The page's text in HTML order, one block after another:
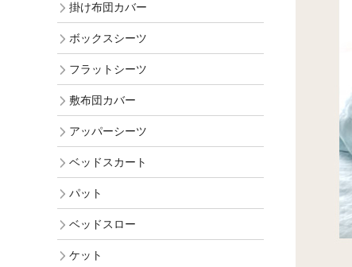
掛け布団カバー
ボックスシーツ
フラットシーツ
敷布団カバー
アッパーシーツ
ベッドスカート
パット
ベッドスロー
ケット